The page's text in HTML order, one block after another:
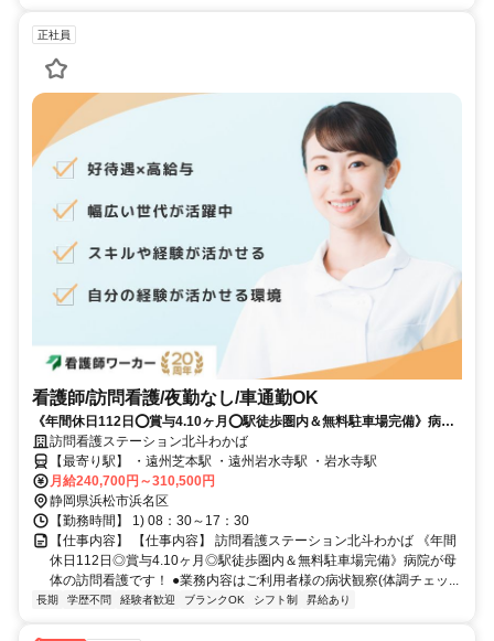
正社員
看護師/訪問看護/夜勤なし/車通勤OK
《年間休日112日⭕賞与4.10ヶ月⭕駅徒歩圏内＆無料駐車場完備》病院
が母体の訪問看護です❗️
訪問看護ステーション北斗わかば
【最寄り駅】 ・遠州芝本駅 ・遠州岩水寺駅 ・岩水寺駅
月給240,700円～310,500円
静岡県浜松市浜名区
【勤務時間】 1) 08：30～17：30
【仕事内容】 【仕事内容】 訪問看護ステーション北斗わかば 《年間
休日112日◎賞与4.10ヶ月◎駅徒歩圏内＆無料駐車場完備》病院が母
体の訪問看護です！ ●業務内容はご利用者様の病状観察(体調チェッ...
長期 学歴不問 経験者歓迎 ブランクOK シフト制 昇給あり